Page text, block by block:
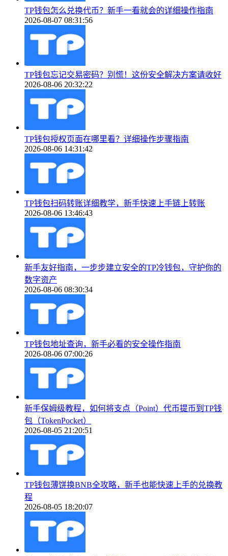
TP钱包怎么兑换代币？新手一看就会的详细操作指南
2026-08-07 08:31:56
TP钱包忘记交易密码？别慌！这份安全解决方案请收好
2026-08-06 20:32:22
TP钱包授权页面在哪里看？详细操作步骤指南
2026-08-06 14:31:42
TP钱包扫码转账详细教学，新手快速上手链上转账
2026-08-06 13:46:43
新手友好指南，一步步建立安全的TP冷钱包，守护你的
数字资产
2026-08-06 08:30:34
TP钱包地址查询，新手必看的安全操作指南
2026-08-06 07:00:26
新手保姆级教程，如何将支点（Point）代币提币到TP钱
包（TokenPocket）
2026-08-05 21:20:51
TP钱包薄饼换BNB全攻略，新手也能快速上手的兑换教
程
2026-08-05 18:20:07